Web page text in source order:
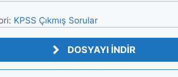
KPSS Çıkmış Sorular
DOSYAYI İNDİR